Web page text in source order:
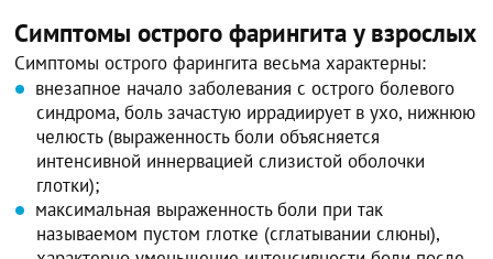
Симптомы острого фарингита у взрослых
Симптомы острого фарингита весьма характерны:
внезапное начало заболевания с острого болевого
синдрома, боль зачастую иррадиирует в ухо, нижнюю
челюсть (выраженность боли объясняется
интенсивной иннервацией слизистой оболочки
глотки);
максимальная выраженность боли при так
называемом пустом глотке (сглатывании слюны),